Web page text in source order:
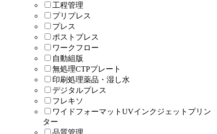
工程管理
プリプレス
プレス
ポストプレス
ワークフロー
自動組版
無処理CTPプレート
印刷処理薬品・湿し水
デジタルプレス
フレキソ
ワイドフォーマットUVインクジェットプリン
ター